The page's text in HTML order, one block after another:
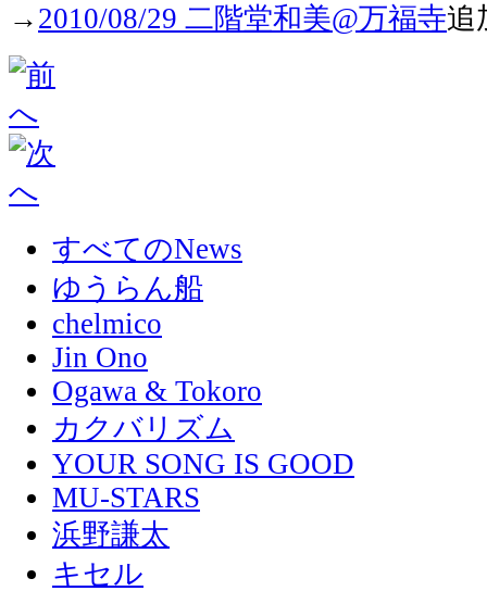
→ 2010/08/29 二階堂和美@万福寺追
すべてのNews
ゆうらん船
chelmico
Jin Ono
Ogawa & Tokoro
カクバリズム
YOUR SONG IS GOOD
MU-STARS
浜野謙太
キセル